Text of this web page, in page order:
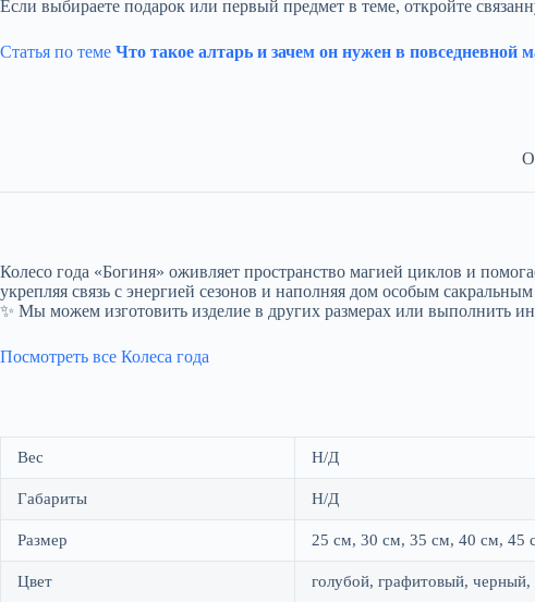
Если выбираете подарок или первый предмет в теме, откройте
Статья по теме Что такое алтарь и зачем он нужен в повседневной
Колесо года «Богиня» оживляет пространство магией циклов и
укрепляя связь с энергией сезонов и наполняя дом особым
✨ Мы можем изготовить изделие в других размерах или выполнить
Посмотреть все Колеса года
Вес Н/Д
Габариты Н/Д
Размер 25 см, 30 см, 35 см, 40 см, 45
Цвет голубой, графитовый,